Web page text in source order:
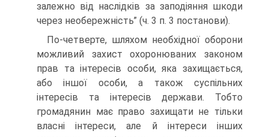
залежно від наслідків за заподіяння шкоди
через необережність” (ч. 3 п. 3 постанови).
По-четверте, шляхом необхідної оборони
можливий захист охоронюваних законом
прав та інтересів особи, яка захищається,
або іншої особи, а також суспільних
інтересів та інтересів держави. Тобто
громадянин має право захищати не тільки
власні інтереси, але й інтереси інших